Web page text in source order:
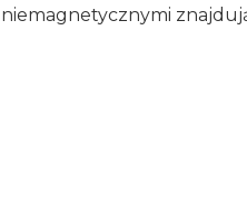
niemagnetycznymi